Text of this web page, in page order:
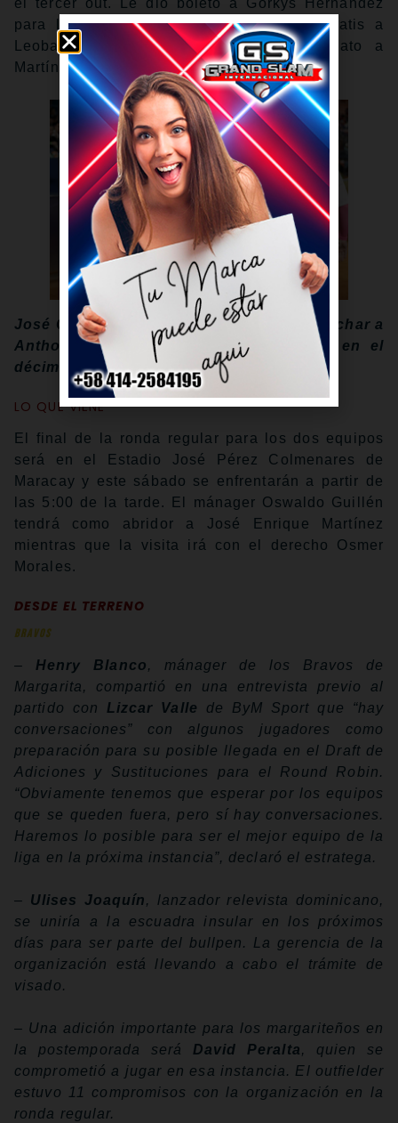
para llenar las bases y otro pasaporte gratis a
Leobaldo Cabrera que trajo hasta el plato a
Martínez con el 2-1.
José Guedez se apuntó el triunfo tras ponchar a
Anthony Jiménez con las bases llenas en el
décimo
LO QUE VIENE
El final de la ronda regular para los dos equipos
será en el Estadio José Pérez Colmenares de
Maracay y este sábado se enfrentarán a partir de
las 5:00 de la tarde. El mánager Oswaldo Guillén
tendrá como abridor a José Enrique Martínez
mientras que la visita irá con el derecho Osmer
Morales.
DESDE EL TERRENO
BRAVOS
– Henry Blanco, mánager de los Bravos de
Margarita, compartió en una entrevista previo al
partido con Lizcar Valle
de ByM Sport que “hay
conversaciones” con algunos jugadores como
preparación para su posible llegada en el Draft de
Adiciones y Sustituciones para el Round Robin.
“Obviamente tenemos que esperar por los equipos
que se queden fuera, pero sí hay conversaciones.
Haremos lo posible para ser el mejor equipo de la
liga en la próxima instancia”, declaró el estratega.
– Ulises Joaquín, lanzador relevista dominicano,
se uniría a la escuadra insular en los próximos
días para ser parte del bullpen. La gerencia de la
organización está llevando a cabo el trámite de
visado.
– Una adición importante para los margariteños en
la postemporada será David Peralta, quien se
comprometió a jugar en esa instancia. El outfielder
estuvo 11 compromisos con la organización en la
ronda regular.